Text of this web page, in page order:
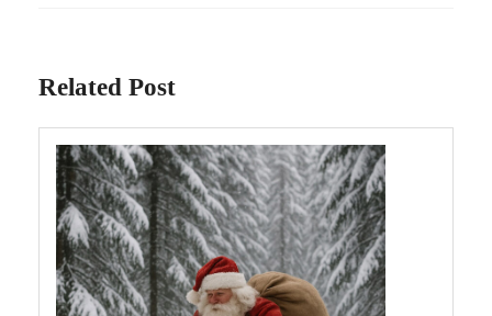
Related Post